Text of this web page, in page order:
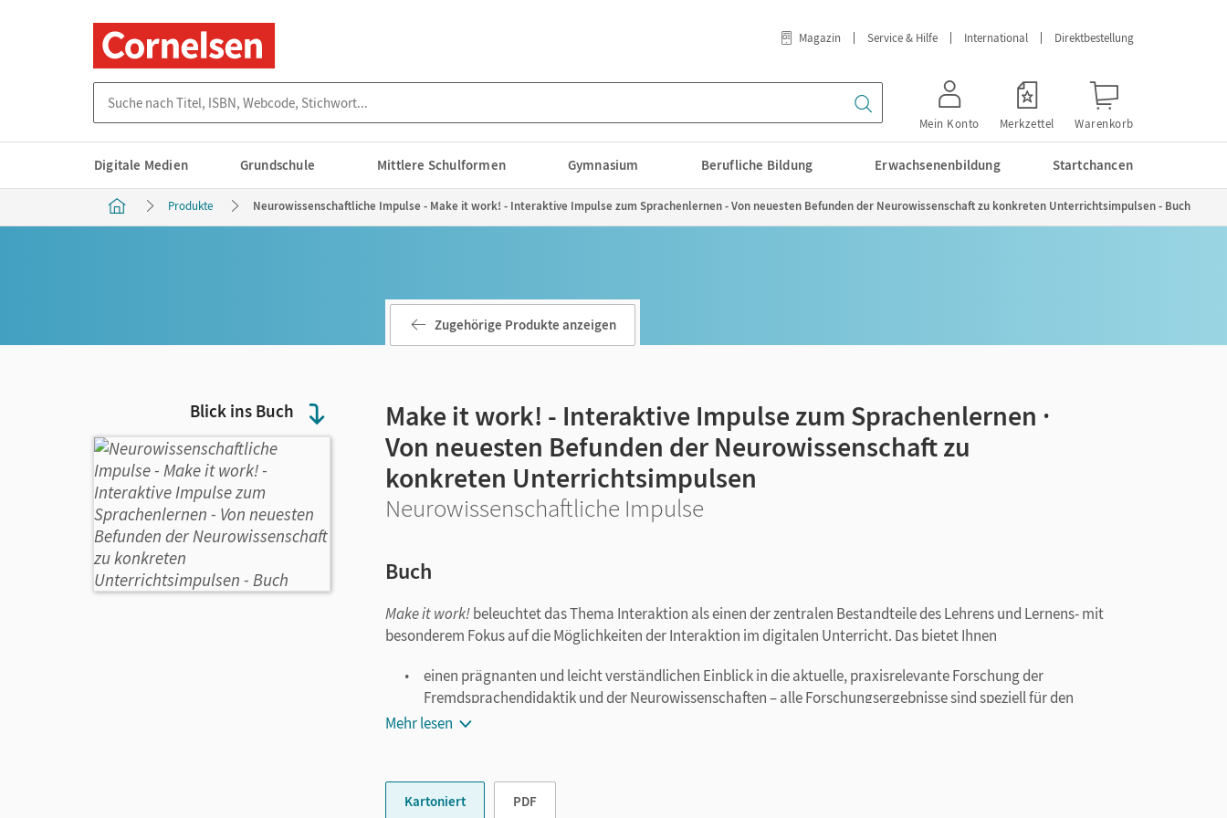
Magazin Service & Hilfe International Direktbestellung
Mein Konto Merkzettel Warenkorb
Digitale Medien Grundschule Mittlere Schulformen Gymnasium Berufliche Bildung Erwachsenenbildung Startchancen
Produkte Neurowissenschaftliche Impulse - Make it work! - Interaktive Impulse zum Sprachenlernen - Von neuesten Befunden der Neurowissenschaft zu konkreten Unterrichtsimpulsen - Buch
Blick ins Buch
Zugehörige Produkte anzeigen
Make it work! - Interaktive Impulse zum Sprachenlernen ·
Von neuesten Befunden der Neurowissenschaft zu
konkreten Unterrichtsimpulsen
Neurowissenschaftliche Impulse
Buch
Make it work!beleuchtet das Thema Interaktion als einen der zentralen Bestandteile des Lehrens und Lernens- mit
besonderem Fokus auf die Möglichkeiten der Interaktion im digitalen Unterricht. Das bietet Ihnen
einen prägnanten und leicht verständlichen Einblick in die aktuelle, praxisrelevante Forschung der
Fremdsprachendidaktik und der Neurowissenschaften – alle Forschungsergebnisse sind speziell für den
Schulalltag aufbereitet,
Mehr lesen
Kartoniert PDF